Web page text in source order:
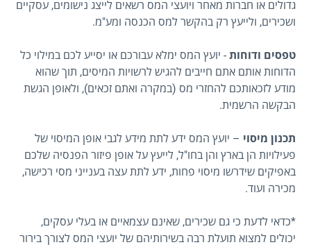
גדולים או חברות מאחר ויועצי המס רשאים לייצג נישומים, עסקיים
ושכירים, ולייעץ רק בהקשר למס הכנסה ומע"מ.
טפסים ודוחות - יועץ המס ימלא עבורכם או יסייע לכם במילוי כל
הדוחות אותם אתם חייבים להגיש לרשויות המיסים, תוך שהוא
מודע לזכאותכם להחזרי מס (במקרה ואתם זכאים), ולאופן הגשת
הבקשה הרשמית.
תכנון מיסוי – יועץ המס ידע לתת מידע לגבי אופן המיסוי של
פעילויות הן בארץ והן בחו"ל, לייעץ על אופן פיזור הפנסיה שלכם
באפיקים שידרשו מיסוי פחות, ידע לתת עצה בענייני מסי רכישה,
מכירה ועוד.
*כדאי לדעת כי גם שכירים, שאינם עצמאיים או בעלי עסקים,
יכולים למצוא תועלת רבה בשירותיהם של יועצי המס לצורך בירור